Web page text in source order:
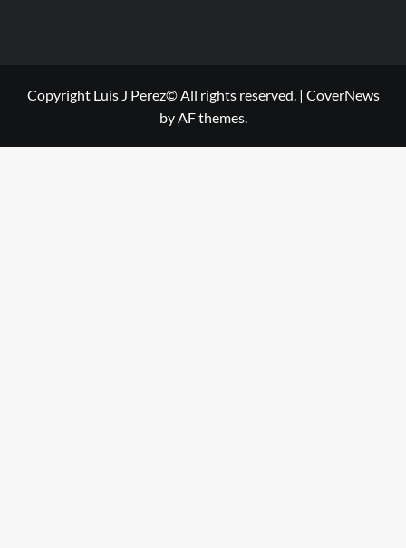
Copyright Luis J Perez© All rights reserved. | CoverNews
by AF themes.